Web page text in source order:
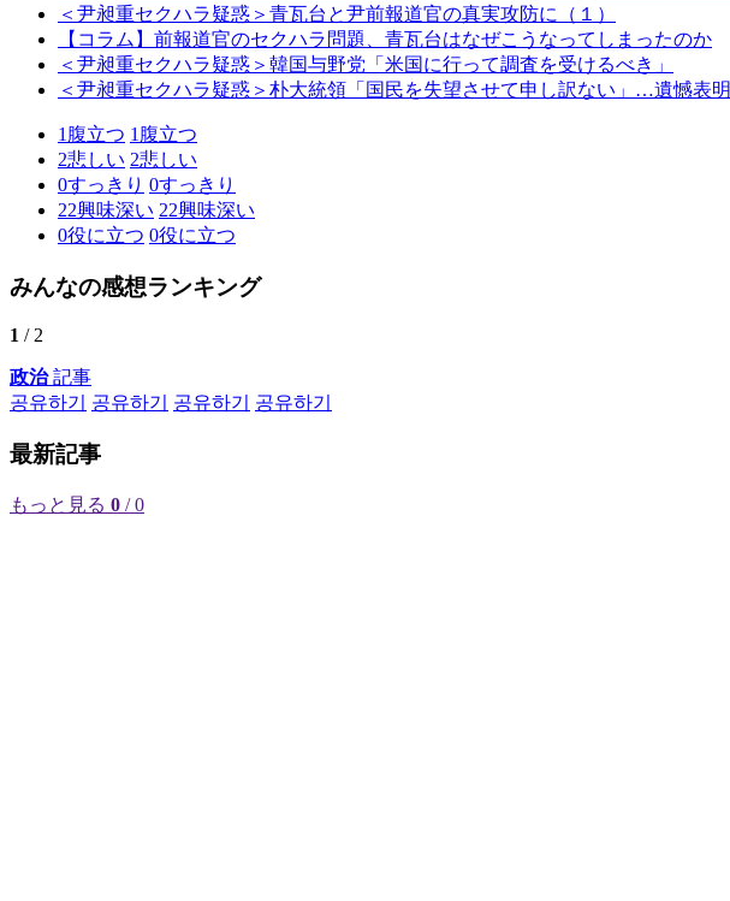
＜尹昶重セクハラ疑惑＞青瓦台と尹前報道官の真実攻防に（１）
【コラム】前報道官のセクハラ問題、青瓦台はなぜこうなってしまったのか
＜尹昶重セクハラ疑惑＞韓国与野党「米国に行って調査を受けるべき」
＜尹昶重セクハラ疑惑＞朴大統領「国民を失望させて申し訳ない」…遺憾表明
1 腹立つ 1 腹立つ
2悲しい 2悲しい
0すっきり 0すっきり
22興味深い 22興味深い
0役に立つ 0役に立つ
みんなの感想ランキング
1 / 2
政治記事
공유하기
공유하기 공유하기 공유하기
最新記事
もっと見る 0 / 0